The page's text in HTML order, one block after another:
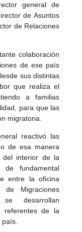
general de
de Asuntos
de Relaciones
colaboración
de ese país
sus distintas
que realiza el
a familias
para que las
migratoria.
reactivó las
de esa manera
del interior de la
fundamental
entre la oficina
Migraciones
desarrollan
referentes de la